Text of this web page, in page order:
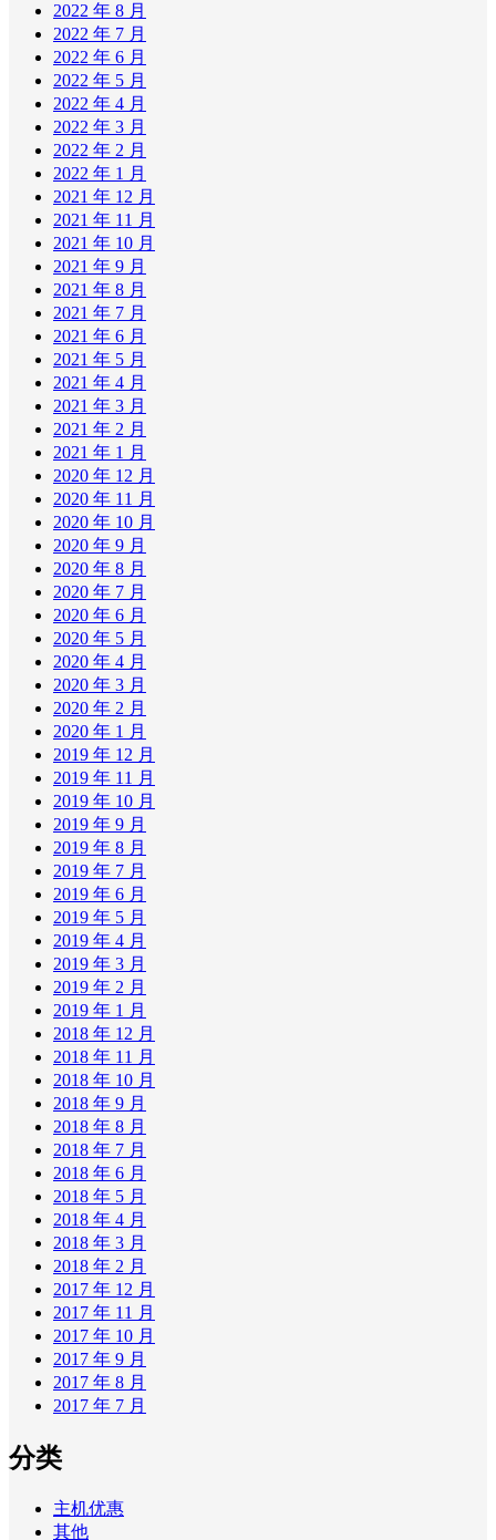
2022 年 8 月
2022 年 7 月
2022 年 6 月
2022 年 5 月
2022 年 4 月
2022 年 3 月
2022 年 2 月
2022 年 1 月
2021 年 12 月
2021 年 11 月
2021 年 10 月
2021 年 9 月
2021 年 8 月
2021 年 7 月
2021 年 6 月
2021 年 5 月
2021 年 4 月
2021 年 3 月
2021 年 2 月
2021 年 1 月
2020 年 12 月
2020 年 11 月
2020 年 10 月
2020 年 9 月
2020 年 8 月
2020 年 7 月
2020 年 6 月
2020 年 5 月
2020 年 4 月
2020 年 3 月
2020 年 2 月
2020 年 1 月
2019 年 12 月
2019 年 11 月
2019 年 10 月
2019 年 9 月
2019 年 8 月
2019 年 7 月
2019 年 6 月
2019 年 5 月
2019 年 4 月
2019 年 3 月
2019 年 2 月
2019 年 1 月
2018 年 12 月
2018 年 11 月
2018 年 10 月
2018 年 9 月
2018 年 8 月
2018 年 7 月
2018 年 6 月
2018 年 5 月
2018 年 4 月
2018 年 3 月
2018 年 2 月
2017 年 12 月
2017 年 11 月
2017 年 10 月
2017 年 9 月
2017 年 8 月
2017 年 7 月
分类
主机优惠
其他